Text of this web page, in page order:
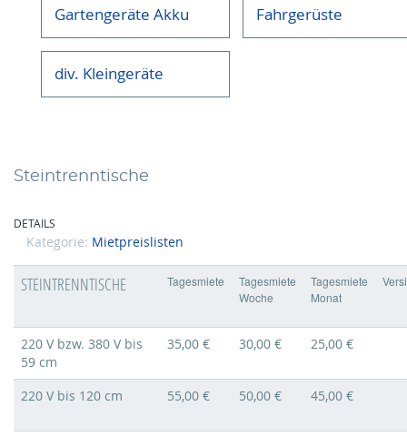
Gartengeräte Akku Fahrgerüste
div. Kleingeräte
Steintrenntische
DETAILS
Kategorie: Mietpreislisten
STEINTRENNTISCHE Tagesmiete
Tagesmiete
Woche
Tagesmiete
Monat
220 V bzw. 380 V bis
59 cm
35,00 € 30,00 € 25,00 €
220 V bis 120 cm 55,00 € 50,00 € 45,00 €